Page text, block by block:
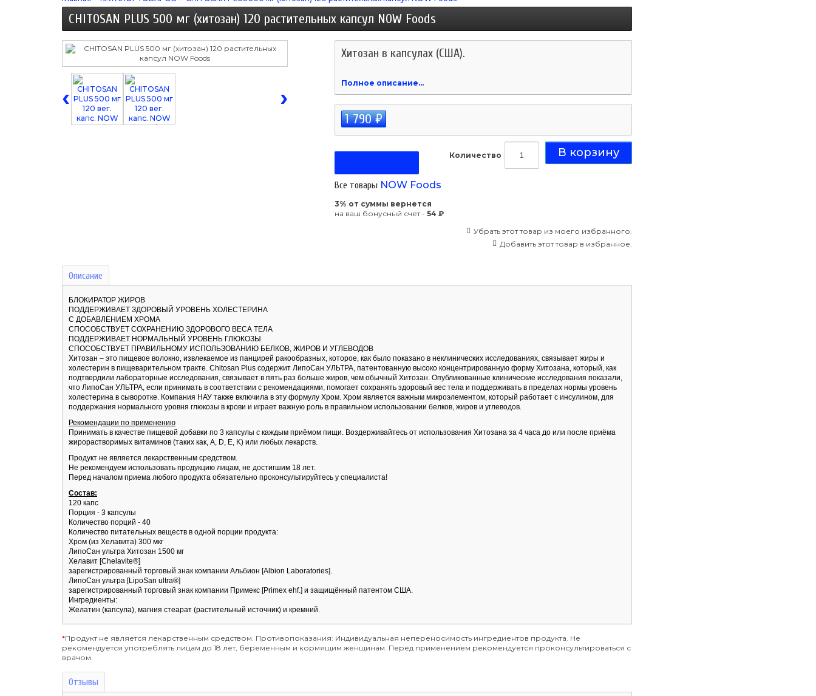
CHITOSAN PLUS 500 мг (хитозан) 120 растительных капсул NOW Foods
‹ ›
Хитозан в капсулах (США).
Полное описание...
1 790 ₽
Количество
Все товары NOW Foods
3% от суммы вернется
на ваш бонусный счет - 54 ₽
Убрать этот товар из моего избранного.
Добавить этот товар в избранное.
Описание
БЛОКИРАТОР ЖИРОВ
ПОДДЕРЖИВАЕТ ЗДОРОВЫЙ УРОВЕНЬ ХОЛЕСТЕРИНА
С ДОБАВЛЕНИЕМ ХРОМА
СПОСОБСТВУЕТ СОХРАНЕНИЮ ЗДОРОВОГО ВЕСА ТЕЛА
ПОДДЕРЖИВАЕТ НОРМАЛЬНЫЙ УРОВЕНЬ ГЛЮКОЗЫ
СПОСОБСТВУЕТ ПРАВИЛЬНОМУ ИСПОЛЬЗОВАНИЮ БЕЛКОВ, ЖИРОВ И УГЛЕВОДОВ
Хитозан – это пищевое волокно, извлекаемое из панцирей ракообразных, которое, как было показано в неклинических исследованиях, связывает жиры и
холестерин в пищеварительном тракте. Chitosan Plus содержит ЛипоСан УЛЬТРА, патентованную высоко концентрированную форму Хитозана, который, как
подтвердили лабораторные исследования, связывает в пять раз больше жиров, чем обычный Хитозан. Опубликованные клинические исследования показали,
что ЛипоСан УЛЬТРА, если принимать в соответствии с рекомендациями, помогает сохранять здоровый вес тела и поддерживать в пределах нормы уровень
холестерина в сыворотке. Компания НАУ также включила в эту формулу Хром. Хром является важным микроэлементом, который работает с инсулином, для
поддержания нормального уровня глюкозы в крови и играет важную роль в правильном использовании белков, жиров и углеводов.
Рекомендации по применению
Принимать в качестве пищевой добавки по 3 капсулы с каждым приёмом пищи. Воздерживайтесь от использования Хитозана за 4 часа до или после приёма
жирорастворимых витаминов (таких как, A, D, E, K) или любых лекарств.
Продукт не является лекарственным средством.
Не рекомендуем использовать продукцию лицам, не достигшим 18 лет.
Перед началом приема любого продукта обязательно проконсультируйтесь у специалиста!
Состав:
120 капс
Порция - 3 капсулы
Количество порций - 40
Количество питательных веществ в одной порции продукта:
Хром (из Хелавита) 300 мкг
ЛипоСан ультра Хитозан 1500 мг
Хелавит [Chelavite®]
зарегистрированный торговый знак компании Альбион [Albion Laboratories].
ЛипоСан ультра [LipoSan ultra®]
зарегистрированный торговый знак компании Примекс [Primex ehf.] и защищённый патентом США.
Ингредиенты:
Желатин (капсула), магния стеарат (растительный источник) и кремний.
*Продукт не является лекарственным средством. Противопоказания: Индивидуальная непереносимость ингредиентов продукта. Не
рекомендуется употреблять лицам до 18 лет, беременным и кормящим женщинам. Перед применением рекомендуется проконсультироваться с
врачом.
Отзывы